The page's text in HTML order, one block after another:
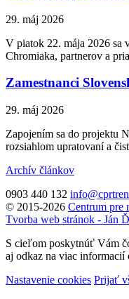
29. máj 2026
V piatok 22. mája 2026 sa
Chromiaka, partnerov a
Zamestnanci
29. máj 2026
Zapojením sa do projektu
rozsiahlom upratovaní a
Archív článkov
0903 440 132
© 2015-2026 Centrum pre
Tvorba web stránok - Ján
S cieľom poskytnúť Vám
aj odkaz na viac informacií
Nastavenie cookies Prijať